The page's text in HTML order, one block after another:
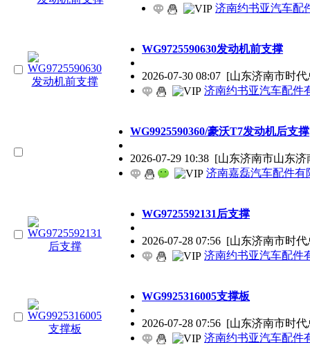
济南约书亚汽车配
WG9725590630发动机前支撑
2026-07-30 08:07[山东济南市时代总
济南约书亚汽车配件有
WG9925590360/豪沃T7发动机后支撑
2026-07-29 10:38 [山东济南市山东
济南嘉磊汽车配件有
WG9725592131后支撑
2026-07-28 07:56[山东济南市时代总
济南约书亚汽车配件有
WG9925316005支撑板
2026-07-28 07:56 [山东济南市时
济南约书亚汽车配件